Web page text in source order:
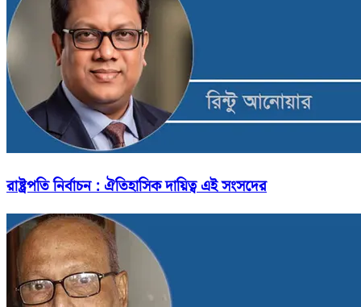
রাষ্ট্রপতি নির্বাচন : ঐতিহাসিক দায়িত্ব এই সংসদের